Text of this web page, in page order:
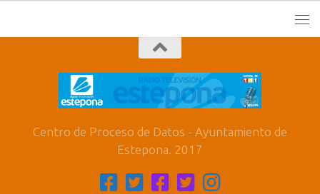
Centro de Proceso de Datos - Ayuntamiento de
Estepona. 2017